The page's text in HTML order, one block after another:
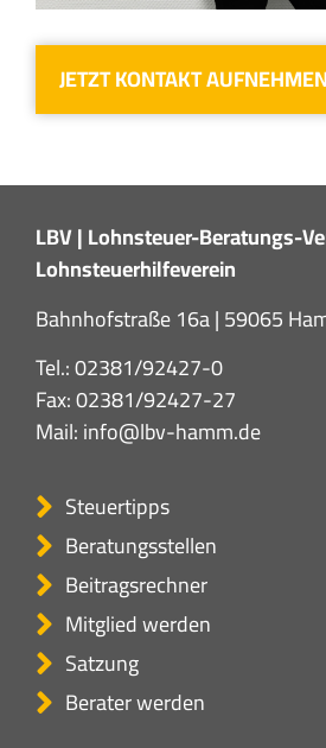
JETZT KONTAKT
LBV | Lohnsteuer-Beratungs-
Lohnsteuerhilfeverein
Bahnhofstraße 16a | 59065
Tel.:02381/92427-0
Fax: 02381/92427-27
Mail:info@lbv-hamm.de
Steuertipps
Beratungsstellen
Beitragsrechner
Mitglied werden
Satzung
Berater werden